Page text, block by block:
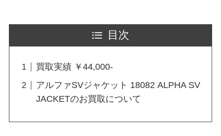
目次
買取実績 ￥44,000-
アルファSVジャケット 18082 ALPHA SV
JACKETのお買取について